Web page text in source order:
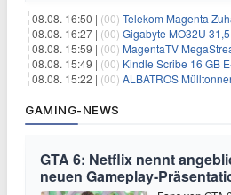
08.08. 16:50 | (00) Telekom Magenta Zuhause M, L & XL mit
08.08. 16:27 | (00) Gigabyte MO32U 31,5 Zoll
08.08. 15:59 | (00) MagentaTV MegaStream mit Netflix,
08.08. 15:49 | (00) Kindle Scribe 16 GB E-Reader
08.08. 15:22 | (00) ALBATROS Mülltonnenbox 3er
GAMING-NEWS
GTA 6: Netflix nennt
neuen Gameplay-